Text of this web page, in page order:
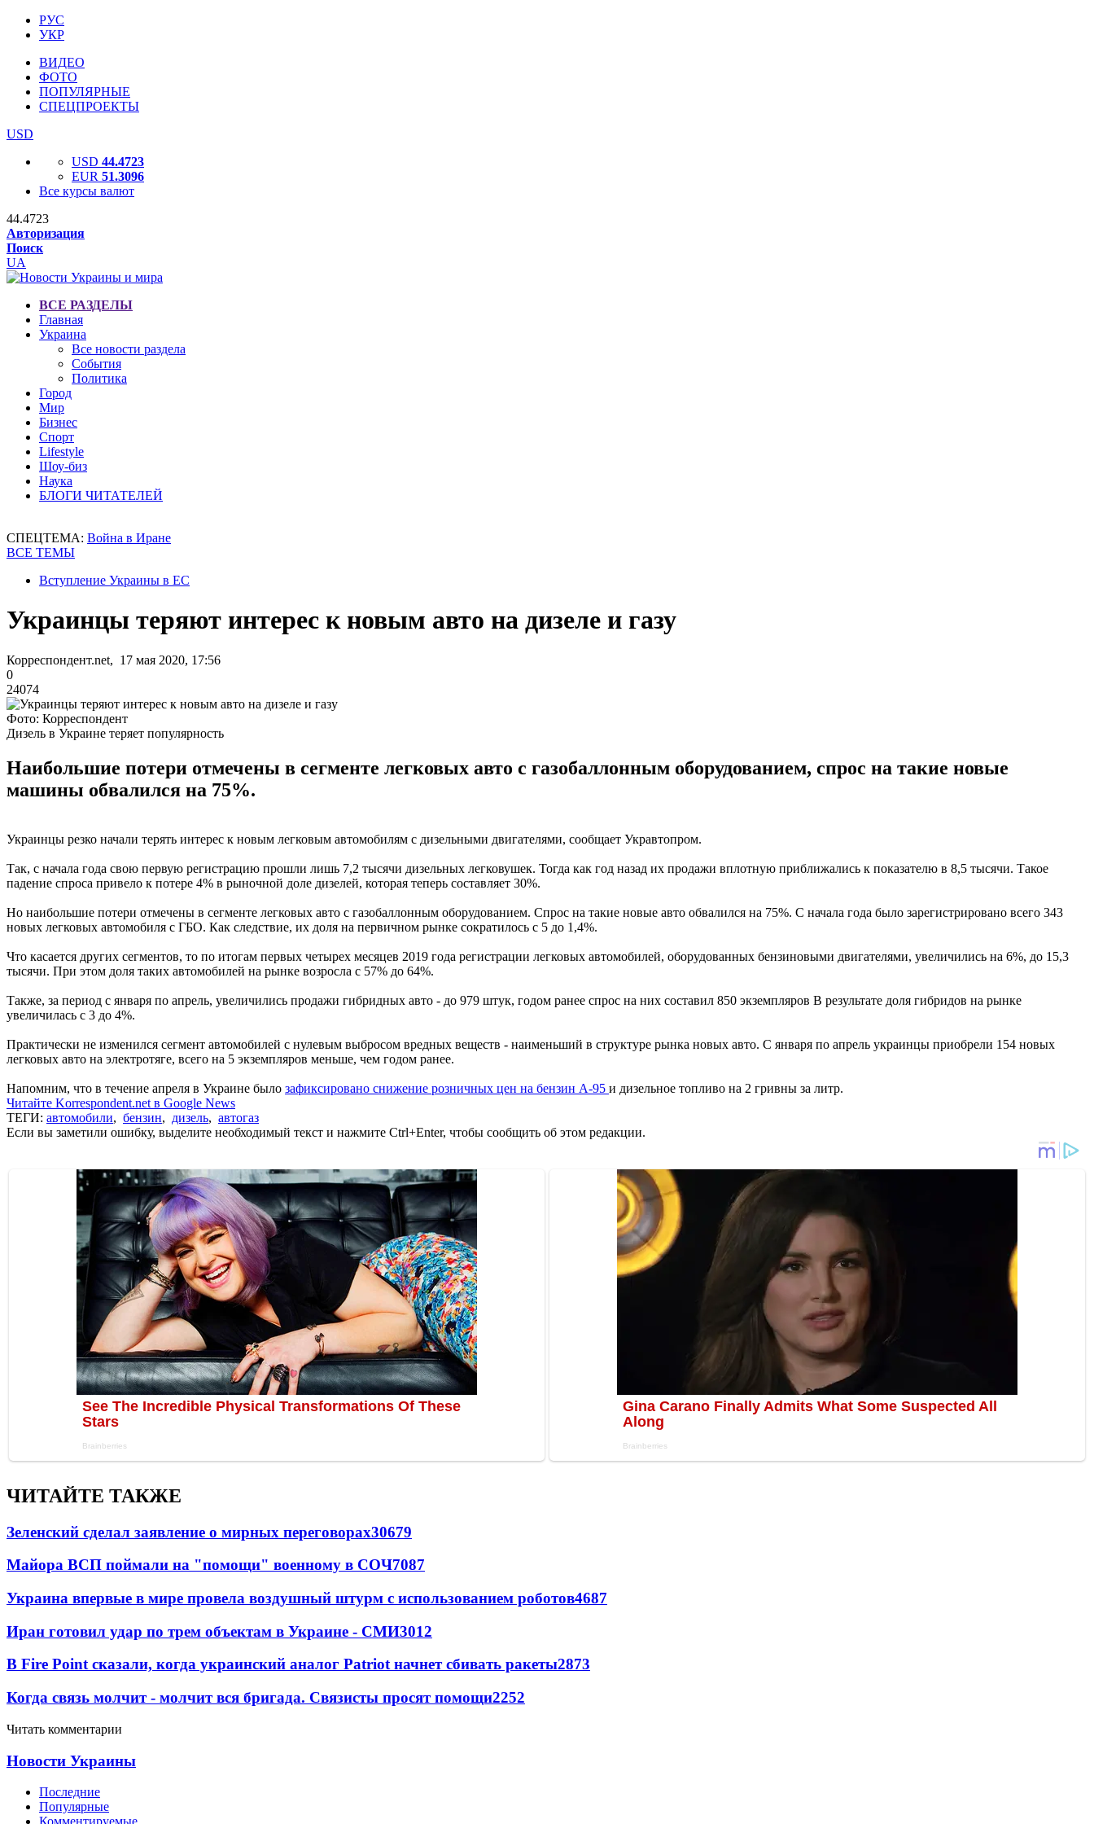
РУС
УКР
ВИДЕО
ФОТО
ПОПУЛЯРНЫЕ
СПЕЦПРОЕКТЫ
USD
USD 44.4723
EUR 51.3096
Все курсы валют
44.4723
Авторизация
Поиск
UA
ВСЕ РАЗДЕЛЫ
Главная
Украина
Все новости раздела
События
Политика
Город
Мир
Бизнес
Спорт
Lifestyle
Шоу-биз
Наука
БЛОГИ ЧИТАТЕЛЕЙ
СПЕЦТЕМА: Война в Иране
ВСЕ ТЕМЫ
Вступление Украины в ЕС
Украинцы теряют интерес к новым авто на дизеле и газу
Корреспондент.net, 17 мая 2020, 17:56
0
24074
Фото: Корреспондент
Дизель в Украине теряет популярность
Наибольшие потери отмечены в сегменте легковых авто с газобаллонным оборудованием, спрос на такие новые
машины обвалился на 75%.
Украинцы резко начали терять интерес к новым легковым автомобилям с дизельными двигателями, сообщает Укравтопром.
Так, с начала года свою первую регистрацию прошли лишь 7,2 тысячи дизельных легковушек. Тогда как год назад их продажи вплотную приближались к показателю в 8,5 тысячи. Такое
падение спроса привело к потере 4% в рыночной доле дизелей, которая теперь составляет 30%.
Но наибольшие потери отмечены в сегменте легковых авто с газобаллонным оборудованием. Спрос на такие новые авто обвалился на 75%. С начала года было зарегистрировано всего 343
новых легковых автомобиля с ГБО. Как следствие, их доля на первичном рынке сократилось с 5 до 1,4%.
Что касается других сегментов, то по итогам первых четырех месяцев 2019 года регистрации легковых автомобилей, оборудованных бензиновыми двигателями, увеличились на 6%, до 15,3
тысячи. При этом доля таких автомобилей на рынке возросла с 57% до 64%.
Также, за период с января по апрель, увеличились продажи гибридных авто - до 979 штук, годом ранее спрос на них составил 850 экземпляров В результате доля гибридов на рынке
увеличилась с 3 до 4%.
Практически не изменился сегмент автомобилей с нулевым выбросом вредных веществ - наименьший в структуре рынка новых авто. С января по апрель украинцы приобрели 154 новых
легковых авто на электротяге, всего на 5 экземпляров меньше, чем годом ранее.
Напомним, что в течение апреля в Украине было зафиксировано снижение розничных цен на бензин А-95 и дизельное топливо на 2 гривны за литр.
Читайте Korrespondent.net в Google News
ТЕГИ: автомобили, бензин, дизель, автогаз
Если вы заметили ошибку, выделите необходимый текст и нажмите Ctrl+Enter, чтобы сообщить об этом редакции.
ЧИТАЙТЕ ТАКЖЕ
Зеленский сделал заявление о мирных переговорах30679
Майора ВСП поймали на "помощи" военному в СОЧ7087
Украина впервые в мире провела воздушный штурм с использованием роботов4687
Иран готовил удар по трем объектам в Украине - СМИ3012
В Fire Point сказали, когда украинский аналог Patriot начнет сбивать ракеты2873
Когда связь молчит - молчит вся бригада. Связисты просят помощи2252
Читать комментарии
Новости Украины
Последние
Популярные